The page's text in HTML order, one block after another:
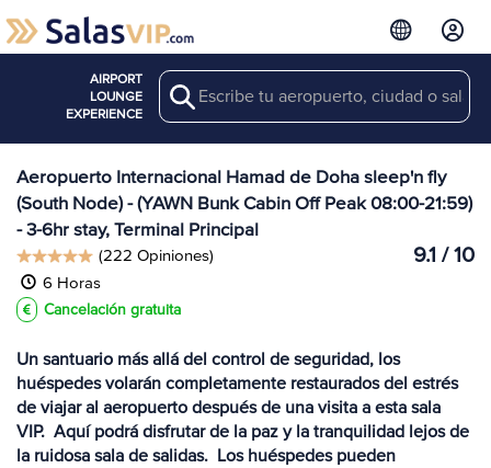
AIRPORT
LOUNGE
EXPERIENCE
Search Ver más
Salas en DOH
Aeropuerto Internacional Hamad de Doha sleep'n fly
(South Node) - (YAWN Bunk Cabin Off Peak 08:00-21:59)
- 3-6hr stay, Terminal Principal
9.1 / 10
(222 Opiniones)
6 Horas
Cancelación gratuita
Un santuario más allá del control de seguridad, los
huéspedes volarán completamente restaurados del estrés
de viajar al aeropuerto después de una visita a esta sala
VIP. Aquí podrá disfrutar de la paz y la tranquilidad lejos de
la ruidosa sala de salidas. Los huéspedes pueden